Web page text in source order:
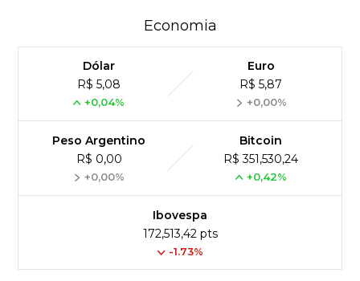
Economia
Dólar
R$ 5,08
+0,04%
Euro
R$ 5,87
+0,00%
Peso Argentino
R$ 0,00
+0,00%
Bitcoin
R$ 351,530,24
+0,42%
Ibovespa
172,513,42 pts
-1.73%